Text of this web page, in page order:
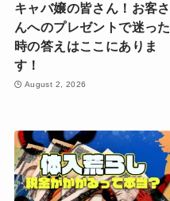
キャバ嬢の皆さん！お客さ
んへのプレゼントで迷った
時の答えはここにありま
す！
August 2, 2026